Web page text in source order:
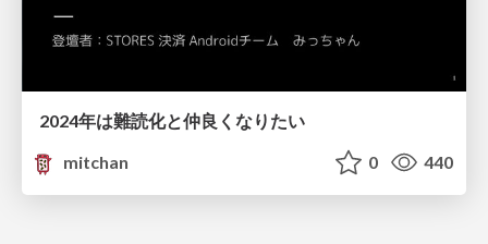
2024年は難読化と仲良くなりたい
mitchan
0 440